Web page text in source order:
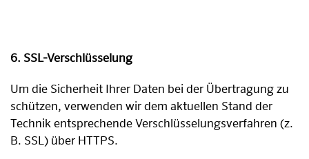
6. SSL-Verschlüsselung
Um die Sicherheit Ihrer Daten bei der Übertragung zu
schützen, verwenden wir dem aktuellen Stand der
Technik entsprechende Verschlüsselungsverfahren (z.
B. SSL) über HTTPS.